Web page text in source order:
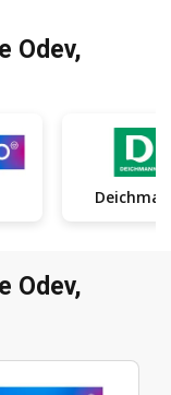
Odev,
Odev,